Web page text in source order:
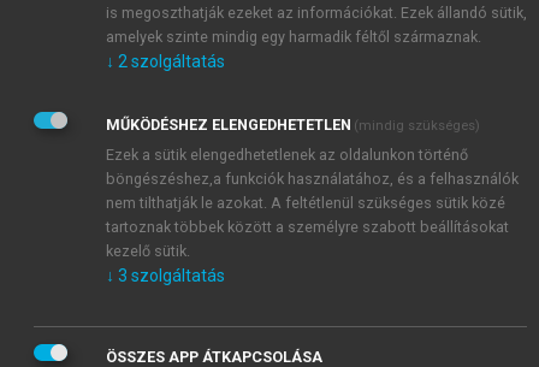
Kérek értesítést a MeRSZ újdonságairól, akcióiról.
Kérek értesítést az Akadémiai Kiadó Zrt. újdonságairól,
Adatkezelési tájékoztatóbanfoglaltakat tudomásul
veszem és elfogadom.
Általános vásárlási feltételeket, valamint a szotar.netés a
mersz.huoldalak licencszerződéseiben foglaltakat
tudomásul veszem és elfogadom.
KIPRÓBÁLOM
is megoszthatják ezeket az információkat. Ezek állandó sütik,
amelyek szinte mindig egy harmadik féltől származnak.
↓ 2 szolgáltatás
MŰKÖDÉSHEZ ELENGEDHETETLEN (mindig szükséges)
Ezek a sütik elengedhetetlenek az oldalunkon történő
böngészéshez,a funkciók használatához, és a felhasználók
nem tilthatják le azokat. A feltétlenül szükséges sütik közé
tartoznak többek között a személyre szabott beállításokat
kezelő sütik.
↓ 3 szolgáltatás
ÖSSZES APP ÁTKAPCSOLÁSA